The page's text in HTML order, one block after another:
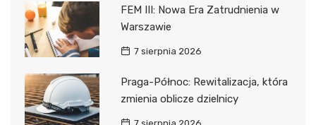
FEM III: Nowa Era Zatrudnienia w
Warszawie
7 sierpnia 2026
Praga-Północ: Rewitalizacja, która
zmienia oblicze dzielnicy